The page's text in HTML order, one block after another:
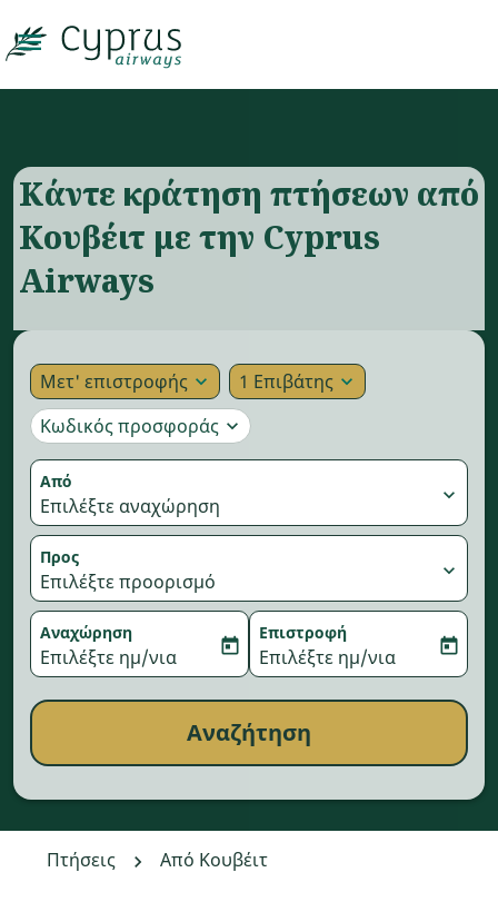

Κάντε κράτηση πτήσεων από
Κουβέιτ με την Cyprus
Airways
Μετ' επιστροφής expand_more 1 Επιβάτης expand_more
Κωδικός προσφοράς expand_more
Από
Επιλέξτε αναχώρηση expand_more
Προς
Επιλέξτε προορισμό expand_more
Αναχώρηση
fc-booking-departure-date-aria-label
Επιλέξτε ημ/νια today
Επιστροφή
fc-booking-return-date-
Επιλέξτε ημ/νια today
Αναζήτηση
Πτήσεις Από Κουβέιτ